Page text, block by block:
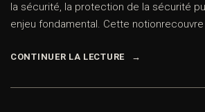
la sécurité, la protection de la sécurité
enjeu fondamental. Cette notionrecouvre
CONTINUER LA LECTURE